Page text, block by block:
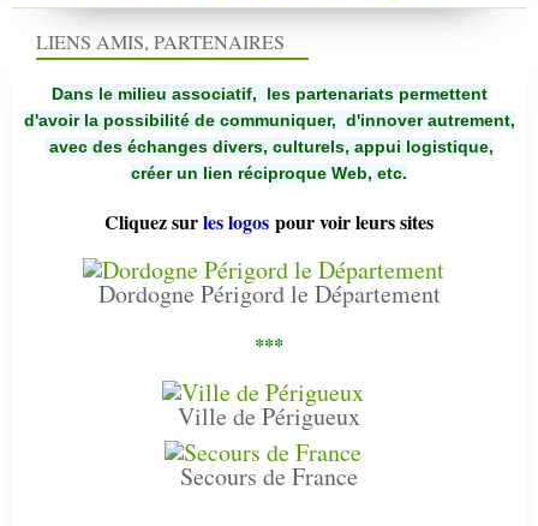
LIENS AMIS, PARTENAIRES
Dans le milieu associatif, les partenariats permettent
d'avoir la possibilité de communiquer, d'innover autrement,
avec des échanges divers, culturels, appui logistique,
créer un lien réciproque Web, etc.
Cliquez surles logos pour voir leurs sites
Dordogne Périgord le Département
***
Ville de Périgueux
Secours de France